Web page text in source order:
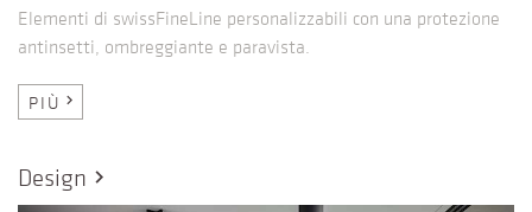
Elementi di swissFineLine personalizzabili con una protezione
antinsetti, ombreggiante e paravista.
PIÙ chevron_right
Design chevron_right